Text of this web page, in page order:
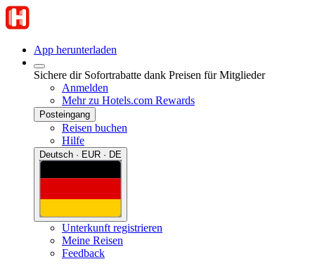
App herunterladen
Sichere dir Sofortrabatte dank Preisen für Mitglieder
Anmelden
Mehr zu Hotels.com Rewards
Posteingang
Reisen buchen
Hilfe
Deutsch · EUR · DE
Unterkunft registrieren
Meine Reisen
Feedback